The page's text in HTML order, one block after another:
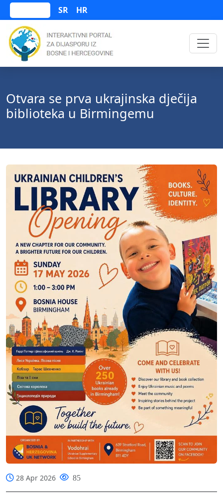
SR HR
Otvara se prva ukrajinska dječija
biblioteka u Birmingemu
28 Apr 2026 85